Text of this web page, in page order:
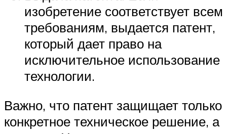
изобретение соответствует всем
требованиям, выдается патент,
который дает право на
исключительное использование
технологии.
Важно, что патент защищает только
конкретное техническое решение, а